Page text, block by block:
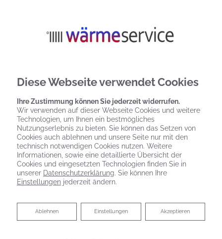
Heizung erneuern
Diese Webseite verwendet Cookies
Ihre Zustimmung können Sie jederzeit widerrufen.
Wir verwenden auf dieser Webseite Cookies und weitere
Technologien, um Ihnen ein bestmögliches
Nutzungserlebnis zu bieten. Sie können das Setzen von
Cookies auch ablehnen und unsere Seite nur mit den
technisch notwendigen Cookies nutzen. Weitere
Informationen, sowie eine detaillierte Übersicht der
Cookies und eingesetzten Technologien finden Sie in
unserer Datenschutzerklärung. Sie können Ihre
Einstellungen jederzeit ändern.
Akzeptieren
Einstellungen
Ablehnen
Ablehnen